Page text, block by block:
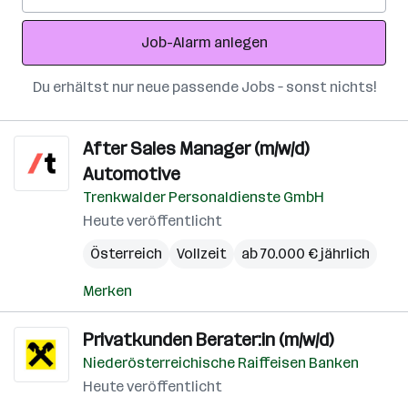
Adresse
Job-Alarm anlegen
Du erhältst nur neue passende Jobs – sonst nichts!
After Sales Manager (m/w/d)
Automotive
Trenkwalder Personaldienste GmbH
Heute veröffentlicht
Österreich
Vollzeit ab 70.000 € jährlich
Merken
Privatkunden Berater:in (m/w/d)
Niederösterreichische Raiffeisen Banken
Heute veröffentlicht